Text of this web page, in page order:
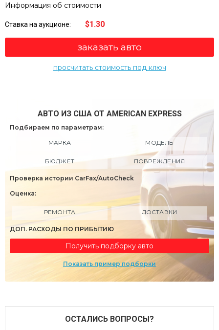
Информация об стоимости
Ставка на аукционе: $1.30
заказать авто
просчитать стоимость под ключ
АВТО ИЗ США ОТ AMERICAN EXPRESS
Подбираем по параметрам:
МАРКА МОДЕЛЬ
БЮДЖЕТ ПОВРЕЖДЕНИЯ
Проверка истории CarFax/AutoCheck
Оценка:
РЕМОНТА ДОСТАВКИ
ДОП. РАСХОДЫ ПО ПРИБЫТИЮ
Получить подборку авто
Показать пример подборки
ОСТАЛИСЬ ВОПРОСЫ?